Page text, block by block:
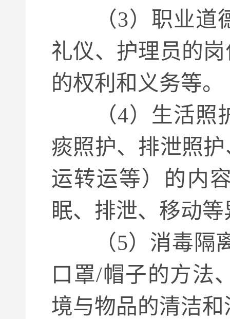
（3）职业道德
礼仪、护理员的
的权利和义务等。
（4）生活照护
痰照护、排泄照
运转运等）的内
眠、排泄、移动
（5）消毒隔离
口罩/帽子的方法
境与物品的清洁和